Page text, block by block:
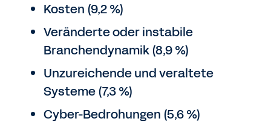
Kosten (9,2 %)
Veränderte oder instabile
Branchendynamik (8,9 %)
Unzureichende und veraltete
Systeme (7,3 %)
Cyber-Bedrohungen (5,6 %)